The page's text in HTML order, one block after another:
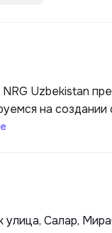
Uzbekistan
на
высокое
для жизни и
улица, Салар,